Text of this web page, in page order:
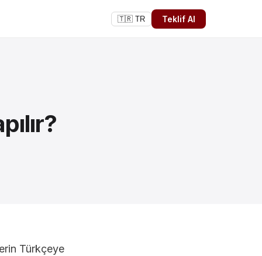
🇹🇷 TR Teklif Al
Türkçeye